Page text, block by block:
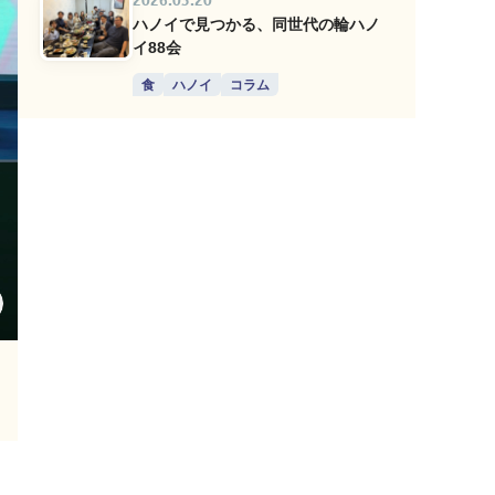
ハノイで見つかる、同世代の輪ハノ
イ88会
食 ハノイ コラム